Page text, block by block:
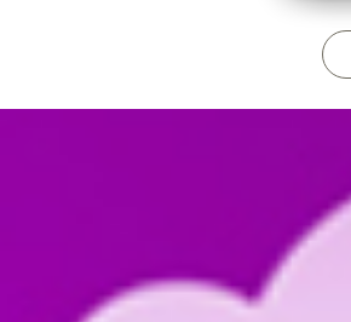
május 13-